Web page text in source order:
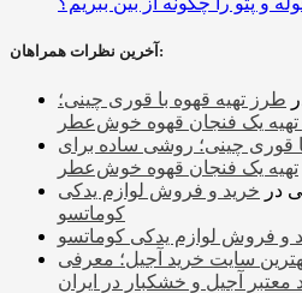
آخرین نظرات همراهان:
طرز تهیه قهوه با قوری چینی؛
یک فنجان قهوه خوش‌عطر
قوری چینی؛ روشی ساده برای
تهیه یک فنجان قهوه خوش‌عطر
در خرید و فروش لوازم یدکی
کوماتسو
و فروش لوازم یدکی کوماتسو
سایت خرید آجیل؛ معرفی